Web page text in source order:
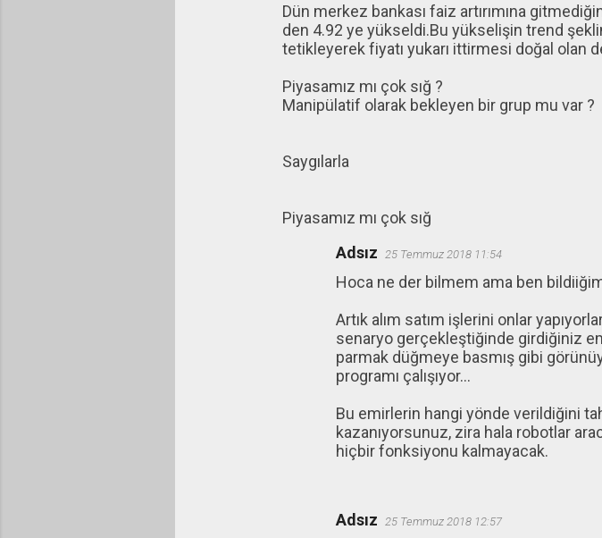
Dün merkez bankası faiz artırımına
den 4.92 ye yükseldi.Bu yükselişin trend
tetikleyerek fiyatı yukarı ittirmesi doğal olan
Piyasamız mı çok sığ ?
Manipülatif olarak bekleyen bir grup mu var ?
Saygılarla
Piyasamız mı çok sığ
Adsız 25 Temmuz 2018 11:54
Hoca ne der bilmem ama ben
Artık alım satım işlerini onlar
senaryo gerçekleştiğinde girdiğiniz
parmak düğmeye basmış gibi
programı çalışıyor...
Bu emirlerin hangi yönde verildiğini
kazanıyorsunuz, zira hala robotlar
hiçbir fonksiyonu kalmayacak.
Adsız 25 Temmuz 2018 12:57